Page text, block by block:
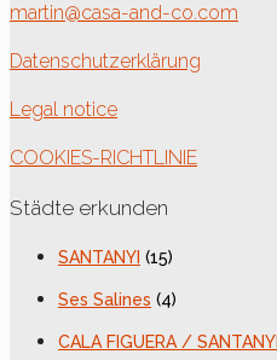
martin@casa-and-co.com
Datenschutzerklärung
Legal notice
COOKIES-RICHTLINIE
Städte erkunden
SANTANYI (15)
Ses Salines (4)
CALA FIGUERA / SANTANYI